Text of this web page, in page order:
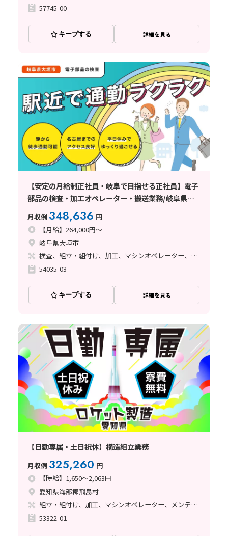
57745-00
キープする 詳細を見る
【安定の月給制正社員・岐阜で目指せる正社員】電子
部品の検査・加工オペレーター・搬送業務/岐阜県大
月収例 348,636 円
【月給】264,000円～
岐阜県大垣市
検査、組立・組付け、加工、マシンオペレーター、クリーンルーム、品質管理、ハンダ付け、立ち作業
54035-03
キープする 詳細を見る
【日勤専属・土日祝休】構造組立業務
月収例 325,260 円
【時給】1,650～2,063円
愛知県海部郡飛島村
組立・組付け、加工、マシンオペレーター、メンテナンス・保全、座り作業、玉掛け・クレーン、ライン作業、立ち作業、溶接、塗装、バリ取り
53322-01